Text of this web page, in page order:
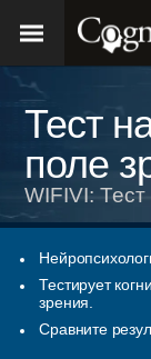
Тест
поле
WIFIVI:
Тестирует
зрения.
Сравните